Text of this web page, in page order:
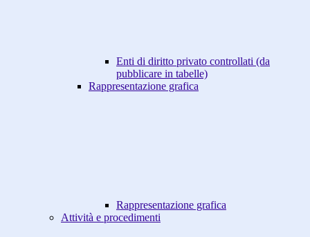
Enti di diritto privato controllati (da
pubblicare in tabelle)
Rappresentazione grafica
Rappresentazione grafica
Attività e procedimenti